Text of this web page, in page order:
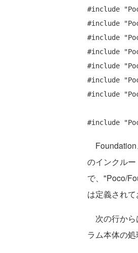
#include
#include
#include
#include
#include
#include
#include
#include
Foundation
のインクル
で、"Poco/
は定義され
次の行から
ラム本体の処